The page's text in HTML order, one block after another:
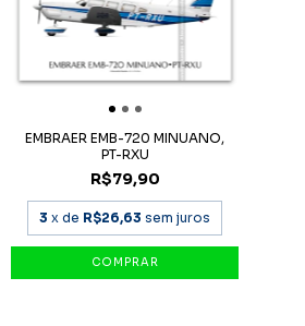
EMBRAER EMB-720 MINUANO,
PT-RXU
R$79,90
3 x de R$26,63 sem juros